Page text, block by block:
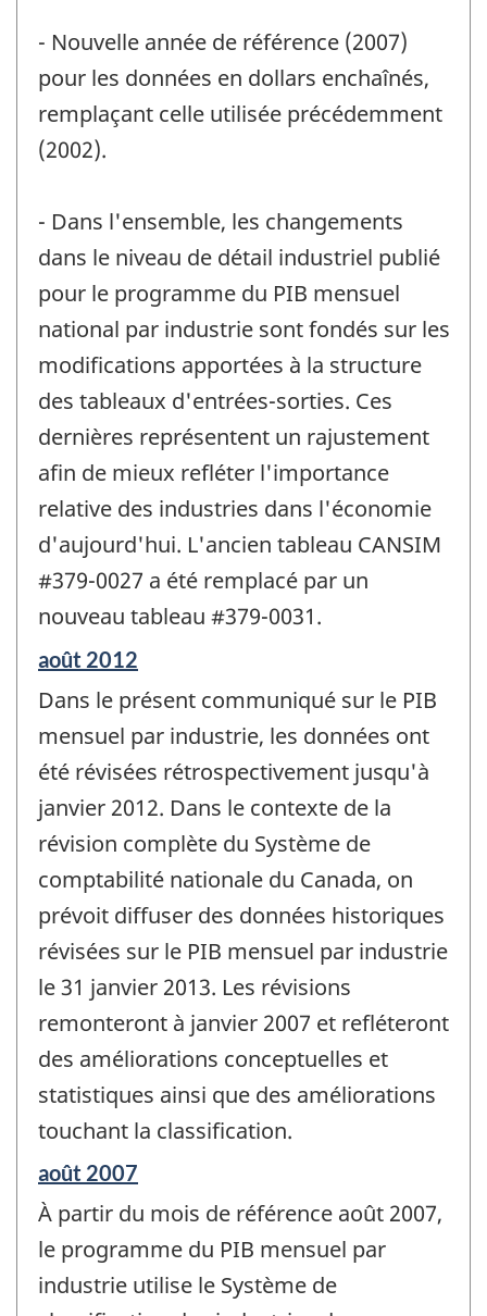
- Nouvelle année de référence (2007)
pour les données en dollars enchaînés,
remplaçant celle utilisée précédemment
(2002).
- Dans l'ensemble, les changements
dans le niveau de détail industriel publié
pour le programme du PIB mensuel
national par industrie sont fondés sur les
modifications apportées à la structure
des tableaux d'entrées-sorties. Ces
dernières représentent un rajustement
afin de mieux refléter l'importance
relative des industries dans l'économie
d'aujourd'hui. L'ancien tableau CANSIM
#379-0027 a été remplacé par un
nouveau tableau #379-0031.
Période
référence
de
changement
-
août 2012
Dans le présent communiqué sur le PIB
mensuel par industrie, les données ont
été révisées rétrospectivement jusqu'à
janvier 2012. Dans le contexte de la
révision complète du Système de
comptabilité nationale du Canada, on
prévoit diffuser des données historiques
révisées sur le PIB mensuel par industrie
le 31 janvier 2013. Les révisions
remonteront à janvier 2007 et refléteront
des améliorations conceptuelles et
statistiques ainsi que des améliorations
touchant la classification.
Période
de
référence
de
changement
-
août 2007
À partir du mois de référence août 2007,
le programme du PIB mensuel par
industrie utilise le Système de